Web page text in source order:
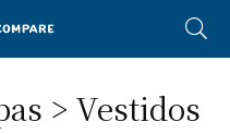
> Vestidos